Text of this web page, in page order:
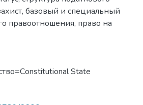
, базовый и специальный
правоотношения, право на
State